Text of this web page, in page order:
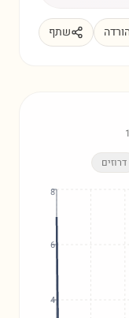
שתף
דרוזים
4
6
8